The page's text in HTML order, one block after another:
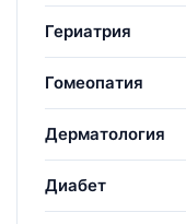
Гериатрия
Гомеопатия
Дерматология
Диабет